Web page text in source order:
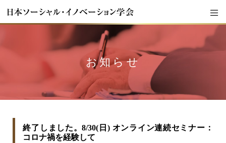
お知らせ
終了しました。8/30(日) オンライン連続セミナー：
コロナ禍を経験して